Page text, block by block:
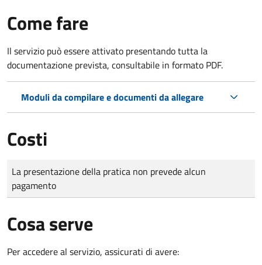
Come fare
Il servizio può essere attivato presentando tutta la
documentazione prevista, consultabile in formato PDF.
Moduli da compilare e documenti da allegare
Costi
Tipo di pagamento
Importo
La presentazione della pratica non prevede alcun
pagamento
Cosa serve
Per accedere al servizio, assicurati di avere: